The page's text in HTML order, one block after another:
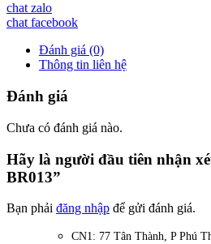
chat zalo
chat facebook
Đánh giá (0)
Thông tin liên hệ
Đánh giá
Chưa có đánh giá nào.
Hãy là người đầu tiên nhận
BR013”
Bạn phải đăng nhập để gửi đánh giá.
CN1: 77 Tân Thành, P Phú